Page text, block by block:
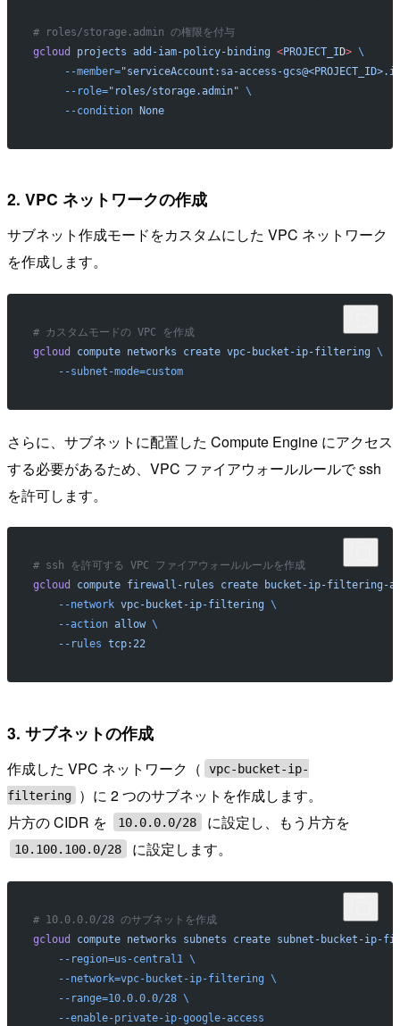
# roles/storage.admin の権限を付与
gcloud
projects add-iam-policy-binding <PROJECT_ID> \
     --member=
"serviceAccount:sa-access-
     --role=
"roles/storage.admin" \
     --condition
None
2. VPC ネットワークの作成
サブネット作成モードをカスタムにした VPC ネットワーク
を作成します。
# カスタムモードの VPC を作成
gcloud
compute networks create vpc-bucket-ip-filtering \
    --subnet-mode=custom
さらに、サブネットに配置した Compute Engine にアクセス
する必要があるため、VPC ファイアウォールルールで ssh
を許可します。
# ssh を許可する VPC ファイアウォールルールを作成
gcloud
compute firewall-rules create bucket-ip-filtering-
    --network
vpc-bucket-ip-filtering \
    --action
allow \
    --rules
tcp:22
3. サブネットの作成
作成した VPC ネットワーク（
vpc-bucket-ip-
filtering
）に 2 つのサブネットを作成します。
片方の CIDR を
10.0.0.0/28 に設定し、もう片方を
10.100.100.0/28 に設定します。
# 10.0.0.0/28 のサブネットを作成
gcloud
compute networks subnets create subnet-bucket-ip-
    --region=us-central1
\
    --network=vpc-bucket-ip-filtering
\
    --range=10.0.0.0/28
\
    --enable-private-ip-google-access